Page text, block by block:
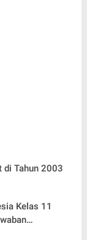
di Tahun 2003
Kelas 11